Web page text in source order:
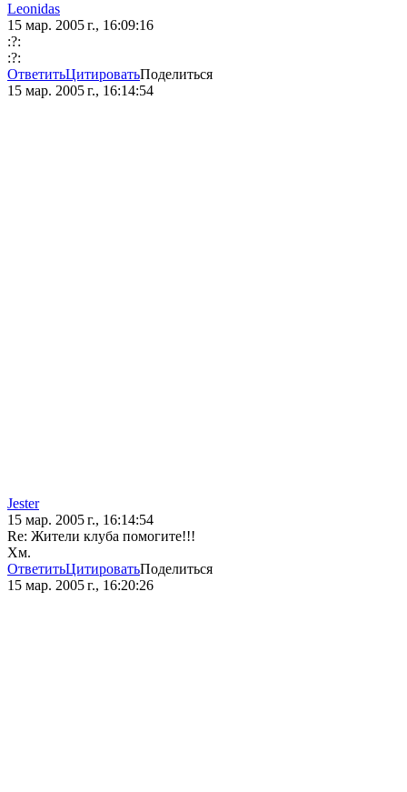
Leonidas
15 мар. 2005 г., 16:09:16
:?:
:?:
ОтветитьЦитироватьПоделиться
15 мар. 2005 г., 16:14:54
Jester
15 мар. 2005 г., 16:14:54
Re: Жители клуба помогите!!!
Хм.
ОтветитьЦитироватьПоделиться
15 мар. 2005 г., 16:20:26